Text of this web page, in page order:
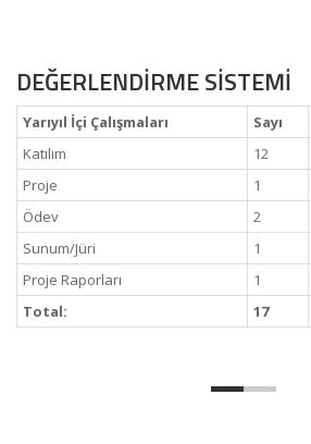
DEĞERLENDİRME SİSTEMİ
Yarıyıl İçi Çalışmaları Sayı
Katılım
12
Proje
1
Ödev
2
Sunum/Jüri
1
Proje Raporları
1
Total:
17